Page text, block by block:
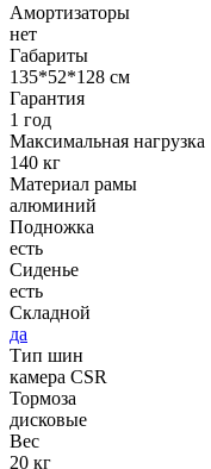
Амортизаторы
нет
Габариты
135*52*128 см
Гарантия
1 год
Максимальная нагрузка
140 кг
Материал рамы
алюминий
Подножка
есть
Сиденье
есть
Складной
да
Тип шин
камера CSR
Тормоза
дисковые
Вес
20 кг